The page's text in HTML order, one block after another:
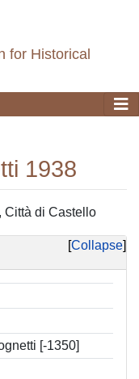
for Historical
1938
Città di Castello
Collapse
[-1350]